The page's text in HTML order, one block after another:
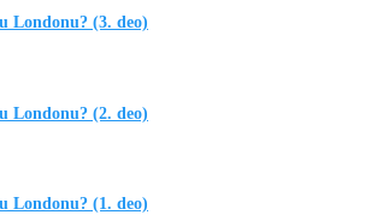
Londonu? (3. deo)
Londonu? (2. deo)
Londonu? (1. deo)